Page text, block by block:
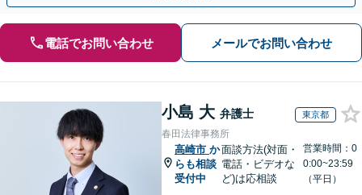
電話でお問い合わせ メールでお問い合わせ
小島 大 弁護士 東京都
春田法律事務所
高崎市 か
らも相談
受付中
面談方法(対面・
電話・ビデオな
ど)は応相談
営業時間：0
0:00~23:59
（平日）